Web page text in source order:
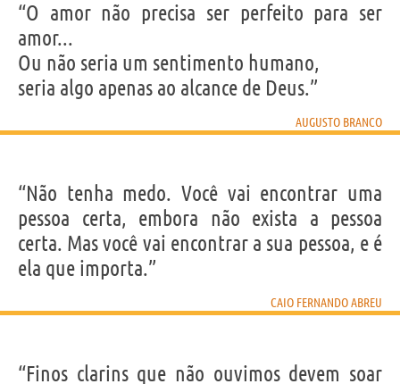
“O amor não precisa ser perfeito para ser
amor...
Ou não seria um sentimento humano,
seria algo apenas ao alcance de Deus.”
AUGUSTO BRANCO
“Não tenha medo. Você vai encontrar uma
pessoa certa, embora não exista a pessoa
certa. Mas você vai encontrar a sua pessoa, e é
ela que importa.”
CAIO FERNANDO ABREU
“Finos clarins que não ouvimos devem soar